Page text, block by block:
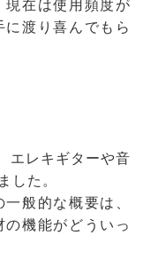
現在は使用頻度が
渡り喜んでもら
エレキギターや音
した。
般的な概要は、
の機能がどういっ